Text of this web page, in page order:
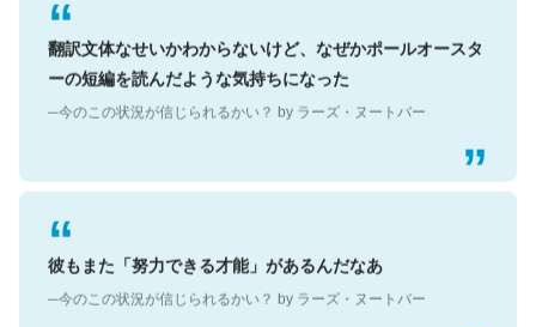
翻訳文体なせいかわからないけど、なぜかポールオースタ
ーの短編を読んだような気持ちになった
─今のこの状況が信じられるかい？ by ラーズ・ヌートバー
彼もまた「努力できる才能」があるんだなあ
─今のこの状況が信じられるかい？ by ラーズ・ヌートバー